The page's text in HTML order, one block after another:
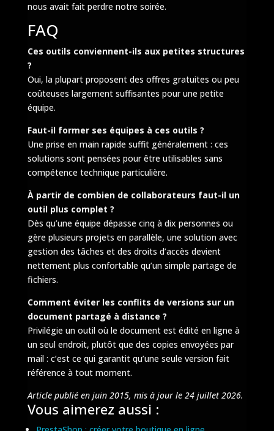
nous avait fait perdre notre soirée.
FAQ
Ces outils conviennent-ils aux petites structures
?
Oui, la plupart proposent des offres gratuites ou peu
coûteuses largement suffisantes pour une petite
équipe.
Faut-il former ses équipes à ces outils ?
Une prise en main rapide suffit généralement : ces
solutions sont pensées pour être utilisables sans
compétence technique particulière.
À partir de combien de collaborateurs faut-il un
outil plus complet ?
Dès qu’une équipe dépasse cinq à dix personnes ou
gère plusieurs projets en parallèle, une solution avec
gestion des tâches et des droits d’accès devient
nettement plus confortable qu’un simple partage de
fichiers.
Comment éviter les conflits de versions sur un
document partagé à distance ?
Privilégie un outil où le document est édité en ligne à
un seul endroit, plutôt que des copies envoyées par
mail : c’est ce qui garantit qu’une seule version fait
référence à tout moment.
Article publié en juin 2015, mis à jour le 24 juillet 2026.
Vous aimerez aussi :